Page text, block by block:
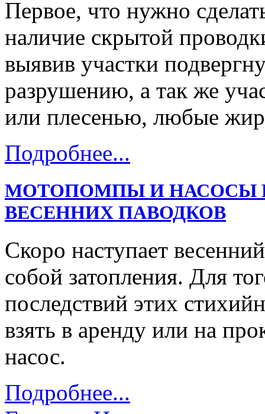
Первое, что нужно
наличие скрытой
выявив участки
разрушению, а так же
или плесенью, любые
Подробнее...
МОТОПОМПЫ И НАСОСЫ
ВЕСЕННИХ ПАВОДКОВ
Скоро наступает
собой затопления. Для
последствий этих
взять в аренду или на
насос.
Подробнее...